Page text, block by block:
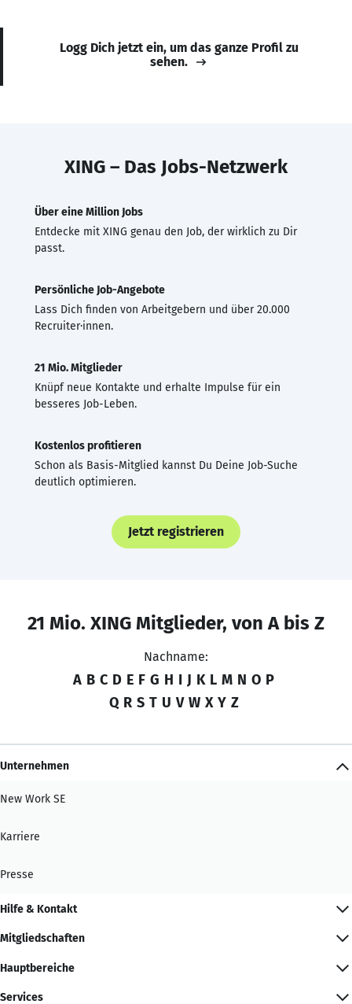
Logg Dich jetzt ein, um das ganze Profil zu
sehen.
XING – Das Jobs-Netzwerk
Über eine Million Jobs
Entdecke mit XING genau den Job, der wirklich zu Dir
passt.
Persönliche Job-Angebote
Lass Dich finden von Arbeitgebern und über 20.000
Recruiter·innen.
21 Mio. Mitglieder
Knüpf neue Kontakte und erhalte Impulse für ein
besseres Job-Leben.
Kostenlos profitieren
Schon als Basis-Mitglied kannst Du Deine Job-Suche
deutlich optimieren.
Jetzt registrieren
21 Mio. XING Mitglieder, von A bis Z
Nachname:
A B C D E F G H I J K L M N O P
Q R S T U V W X Y Z
Unternehmen
New Work SE
Karriere
Presse
Hilfe & Kontakt
Mitgliedschaften
Hauptbereiche
Services